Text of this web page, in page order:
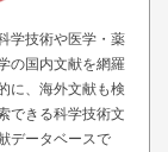
学技術や医学・薬
の国内文献を網羅
に、海外文献も検
できる科学技術文
データベースで